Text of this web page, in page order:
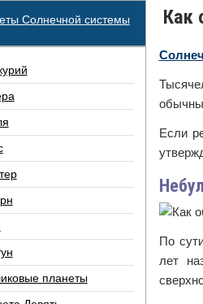
Как
Если
По
лет
Солнечной системы
планеты